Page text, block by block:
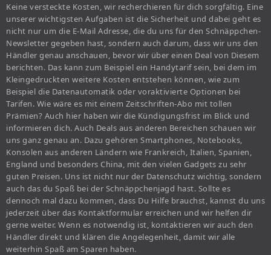
Keine versteckte Kosten, wir recherchieren für dich sorgfältig. Eine
unserer wichtigsten Aufgaben ist die Sicherheit und dabei geht es
nicht nur um die E-Mail Adresse, die du uns für den Schnäppchen-
Newsletter gegeben hast, sondern auch darum, dass wir uns den
Händler genau anschauen, bevor wir über einen Deal von Diesem
berichten. Das kann zum Beispiel ein Handytarif sein, bei dem im
Kleingedruckten weitere Kosten entstehen können, wie zum
Beispiel die Datenautomatik oder voraktivierte Optionen bei
Tarifen. Wie wäre es mit einem Zeitschriften-Abo mit tollen
Prämien? Auch hier haben wir die Kündigungsfrist im Blick und
informieren dich. Auch Deals aus anderen Bereichen schauen wir
uns ganz genau an. Dazu gehören Smartphones, Notebooks,
Konsolen aus anderen Ländern wie Frankreich, Italien, Spanien,
England und besonders China, mit den vielen Gadgets zu sehr
guten Preisen. Uns ist nicht nur der Datenschutz wichtig, sondern
auch das du Spaß bei der Schnäppchenjagd hast. Sollte es
dennoch mal dazu kommen, dass Du Hilfe brauchst, kannst du uns
jederzeit über das Kontaktformular erreichen und wir helfen dir
gerne weiter. Wenn es notwendig ist, kontaktieren wir auch den
Händler direkt und klären die Angelegenheit, damit wir alle
weiterhin Spaß am Sparen haben.